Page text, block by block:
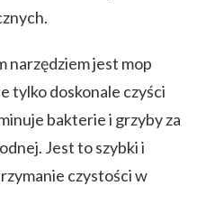
narzędziem jest mop
tylko doskonale czyści
bakterie i grzyby za
Jest to szybki i
czystości w